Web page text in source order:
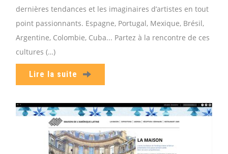
dernières tendances et les imaginaires d’artistes en tout
point passionnants. Espagne, Portugal, Mexique, Brésil,
Argentine, Colombie, Cuba... Partez à la rencontre de ces
cultures (…)
Lire la suite